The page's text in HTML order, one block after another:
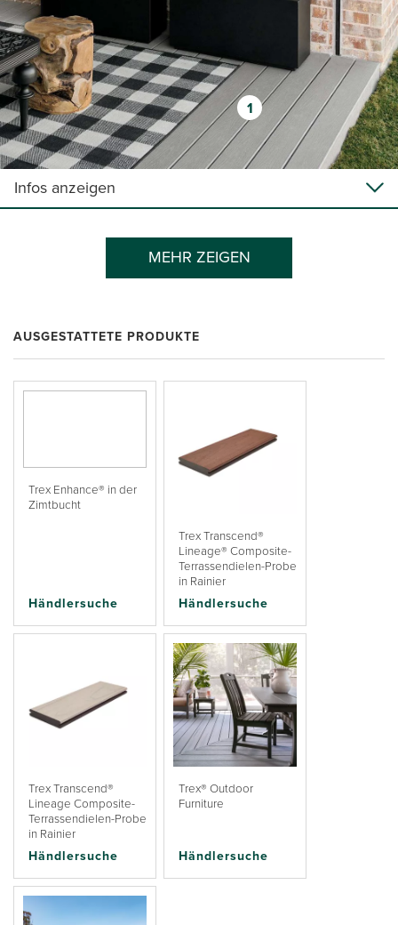
1
Infos anzeigen
MEHR ZEIGEN
AUSGESTATTETE PRODUKTE
Trex Enhance® in der
Zimtbucht
Händlersuche
Trex Transcend®
Lineage® Composite-
Terrassendielen-Probe
in Rainier
Händlersuche
Trex Transcend®
Lineage Composite-
Terrassendielen-Probe
in Rainier
Händlersuche
Trex® Outdoor
Furniture
Händlersuche